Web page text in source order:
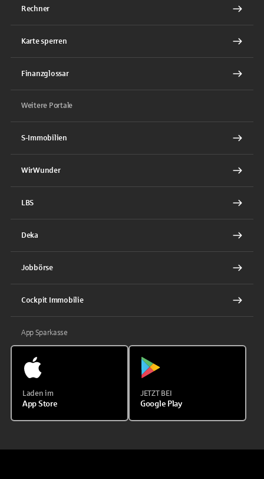
Rechner
Karte sperren
Finanzglossar
Weitere Portale
S-Immobilien
WirWunder
LBS
Deka
Jobbörse
Cockpit Immobilie
App Sparkasse
Laden im
App Store
JETZT BEI
Google Play